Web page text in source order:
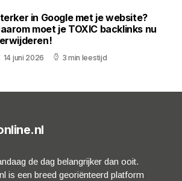
in Google met je website?
moet je TOXIC backlinks nu
14 juni 2026 3 min leestijd
de dag belangrijker dan ooit.
is een breed georiënteerd platform